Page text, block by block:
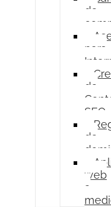
de
para
de
SEO
de
web
a